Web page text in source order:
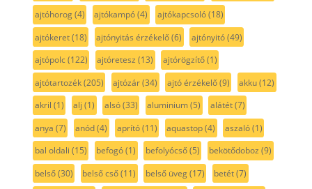
ajtóhorog(4) ajtókampó(4) ajtókapcsoló(18)
ajtókeret(18) ajtónyitás érzékelő(6) ajtónyitó(49)
ajtópolc(122) ajtóretesz (13) ajtórögzítő(1)
ajtótartozék(205) ajtózár(34) ajtó érzékelő(9) akku(12)
akril (1) alj (1) alsó(33) aluminium(5) alátét(7)
anya (7) anód(4) aprító(11) aquastop(4) aszaló(1)
bal oldali (15) befogó(1) befolyócső(5) bekötődoboz (9)
belső(30) belső cső(11) belső üveg(17) betét(7)